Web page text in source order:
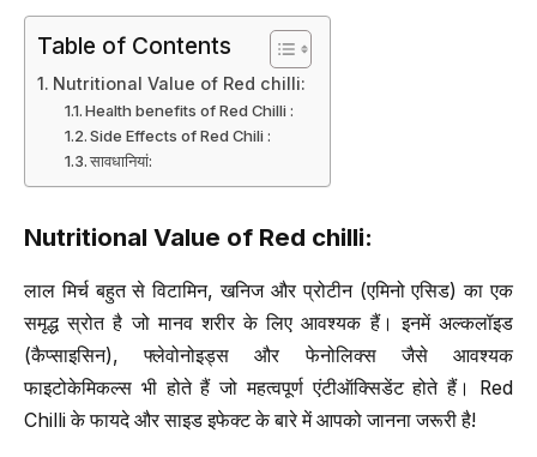
Table of Contents
Nutritional Value of Red chilli:
Health benefits of Red Chilli :
Side Effects of Red Chili :
सावधानियां:
Nutritional Value of Red chilli:
लाल मिर्च बहुत से विटामिन, खनिज और प्रोटीन (एमिनो एसिड) का एक
समृद्ध स्रोत है जो मानव शरीर के लिए आवश्यक हैं। इनमें अल्कलॉइड
(कैप्साइसिन), फ्लेवोनोइड्स और फेनोलिक्स जैसे आवश्यक
फाइटोकेमिकल्स भी होते हैं जो महत्वपूर्ण एंटीऑक्सिडेंट होते हैं। Red
Chilli के फायदे और साइड इफेक्ट के बारे में आपको जानना जरूरी है!